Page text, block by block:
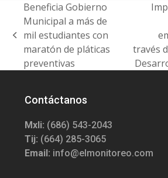
previous
post:
Beneficia Gobierno
Municipal a más de
mil estudiantes con
maratón de pláticas
preventivas
post:
través
Contáctanos
Mxli: (686) 543-2043
Tij: (664) 285-3065
Email: info@elmonitoreo.com